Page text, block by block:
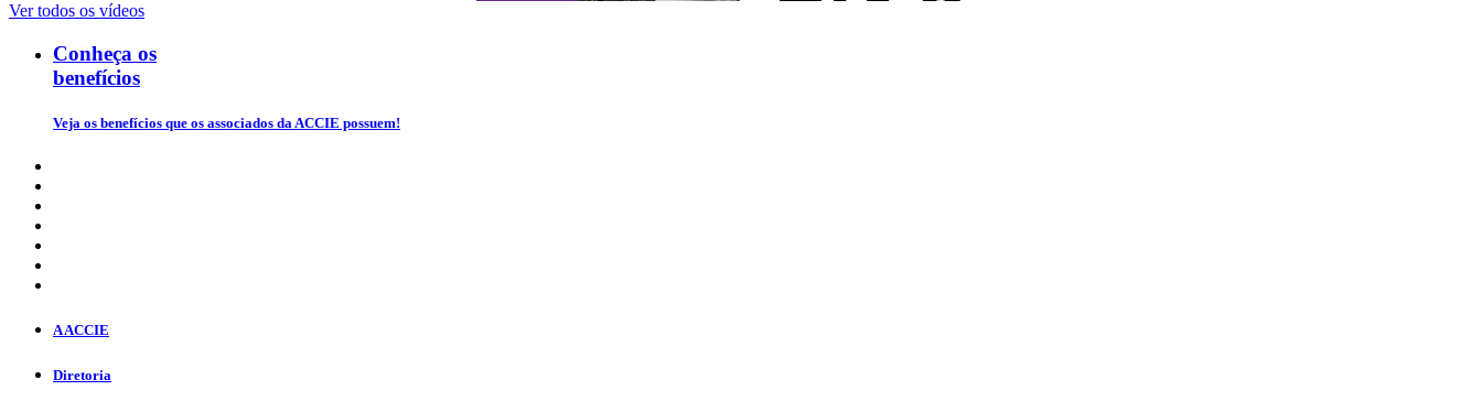
Ver todos os vídeos
Conheça os
benefícios
Veja os benefícios que os associados da ACCIE possuem!
A ACCIE
Diretoria